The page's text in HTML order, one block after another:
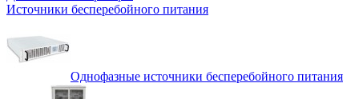
Источники бесперебойного питания
Однофазные источники бесперебойного питания